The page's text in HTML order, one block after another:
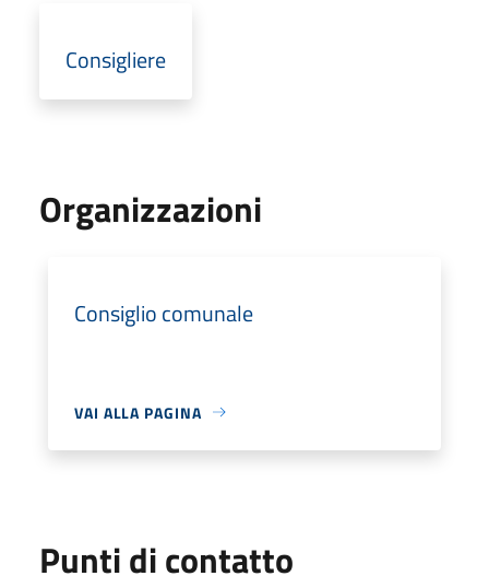
Consigliere
Organizzazioni
Consiglio comunale
VAI ALLA PAGINA
Punti di contatto